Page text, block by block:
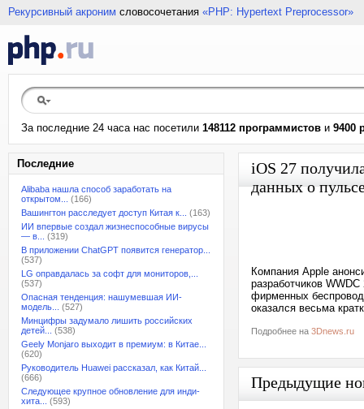
Рекурсивный акроним словосочетания «PHP: Hypertext Preprocessor»
За последние 24 часа нас посетили 148112 программистов и 9400
Последние
Alibaba нашла способ заработать на
открытом...
(166)
Вашингтон расследует доступ Китая к...
(163)
ИИ впервые создал жизнеспособные вирусы
— в...
(319)
В приложении ChatGPT появится генератор...
(537)
LG оправдалась за софт для мониторов,...
(537)
Опасная тенденция: нашумевшая ИИ-
модель...
(527)
Минцифры задумало лишить российских
детей...
(538)
Geely Monjaro выходит в премиум: в Китае...
(620)
Руководитель Huawei рассказал, как Китай...
(666)
Следующее крупное обновление для инди-
хита...
(593)
iOS 27
данных о
Компания Apple
разработчиков
фирменных
оказался весьма
Подробнее на 3Dnews.ru
Предыдущие